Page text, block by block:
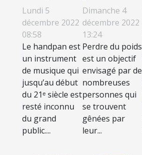
peut-il être
utilisé en
méditation
et
relaxation ?
Lundi 5
décembre 2022
08:58
Le handpan est
un instrument
de musique qui
jusqu’au début
du 21ᵉ siècle est
resté inconnu
du grand
public....
gélules
Figur pour
perdre du
poids ?
Dimanche 4
décembre 2022
13:24
Perdre du poids
est un objectif
envisagé par de
nombreuses
personnes qui
se trouvent
gênées par
leur...